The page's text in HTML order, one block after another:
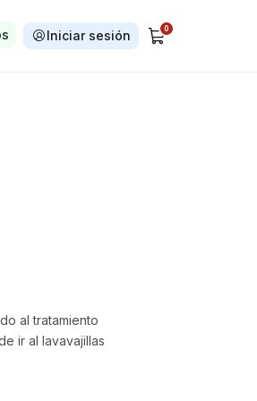
Iniciar sesión 0
al tratamiento
ir al lavavajillas